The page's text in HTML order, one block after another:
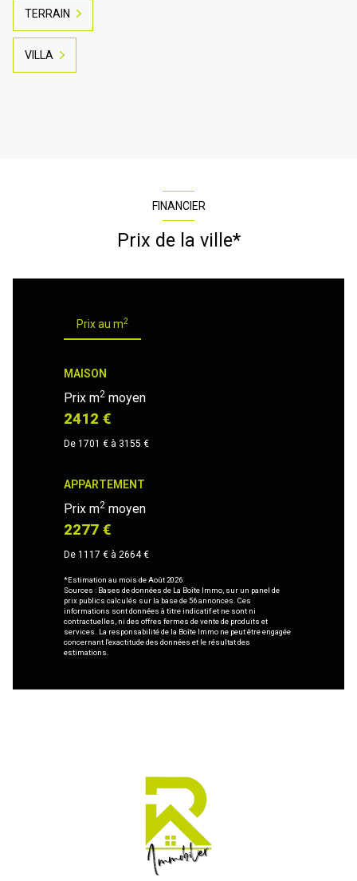
TERRAIN
VILLA
FINANCIER
Prix de la ville*
Prix au m2
MAISON
Prix m2 moyen
2412 €
De 1701 € à 3155 €
APPARTEMENT
Prix m2 moyen
2277 €
De 1117 € à 2664 €
*Estimation au mois de Août 2026
Sources : Bases de données de La Boîte Immo, sur un panel de
prix publics calculés sur la base de 56 annonces. Ces
informations sont données à titre indicatif et ne sont ni
contractuelles, ni des offres fermes de vente de produits et
services. La responsabilité de la Boîte Immo ne peut être engagée
concernant l'exactitude des données et le résultat des
estimations.